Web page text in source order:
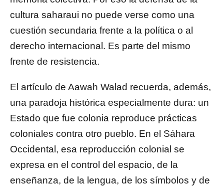
cultura saharaui no puede verse como una
cuestión secundaria frente a la política o al
derecho internacional. Es parte del mismo
frente de resistencia.
El artículo de Aawah Walad recuerda, además,
una paradoja histórica especialmente dura: un
Estado que fue colonia reproduce prácticas
coloniales contra otro pueblo. En el Sáhara
Occidental, esa reproducción colonial se
expresa en el control del espacio, de la
enseñanza, de la lengua, de los símbolos y de